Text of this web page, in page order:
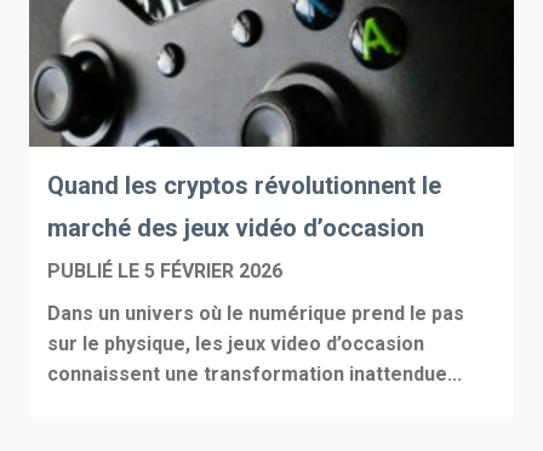
Quand les cryptos révolutionnent le
marché des jeux vidéo d’occasion
PUBLIÉ LE 5 FÉVRIER 2026
Dans un univers où le numérique prend le pas
sur le physique, les jeux video d’occasion
connaissent une transformation inattendue...